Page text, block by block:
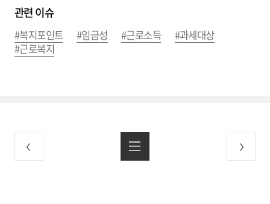
관련 이슈
#복지포인트 #임금성 #근로소득
#과세대상
#근로복지